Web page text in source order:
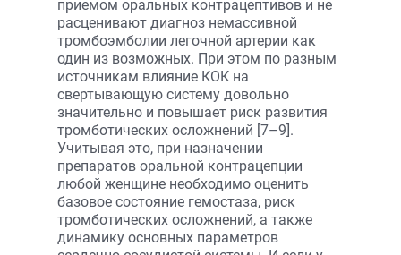
приемом оральных контрацептивов и не
расценивают диагноз немассивной
тромбоэмболии легочной артерии как
один из возможных. При этом по разным
источникам влияние КОК на
свертывающую систему довольно
значительно и повышает риск развития
тромботических осложнений [7–9].
Учитывая это, при назначении
препаратов оральной контрацепции
любой женщине необходимо оценить
базовое состояние гемостаза, риск
тромботических осложнений, а также
динамику основных параметров